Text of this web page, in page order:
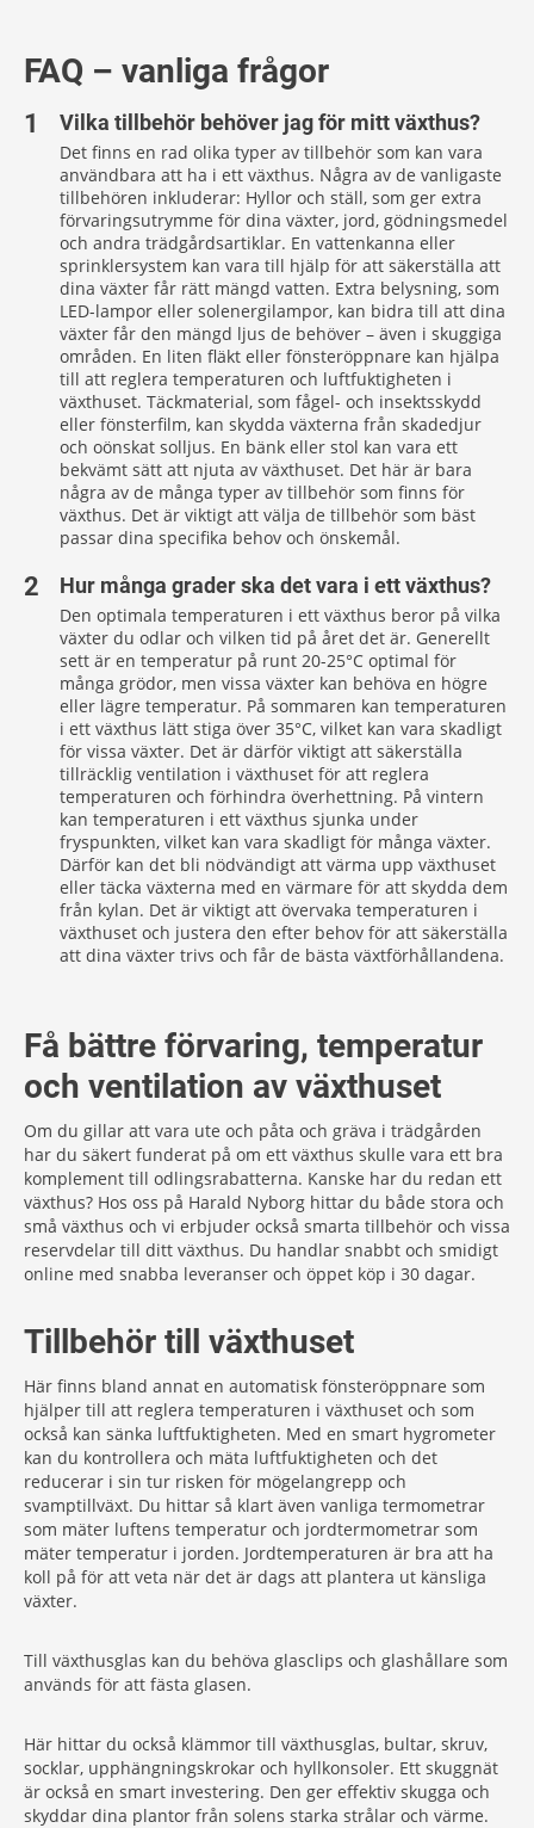
FAQ – vanliga frågor
Vilka tillbehör behöver jag för mitt växthus?
Det finns en rad olika typer av tillbehör som kan vara
användbara att ha i ett växthus. Några av de vanligaste
tillbehören inkluderar: Hyllor och ställ, som ger extra
förvaringsutrymme för dina växter, jord, gödningsmedel
och andra trädgårdsartiklar. En vattenkanna eller
sprinklersystem kan vara till hjälp för att säkerställa att
dina växter får rätt mängd vatten. Extra belysning, som
LED-lampor eller solenergilampor, kan bidra till att dina
växter får den mängd ljus de behöver – även i skuggiga
områden. En liten fläkt eller fönsteröppnare kan hjälpa
till att reglera temperaturen och luftfuktigheten i
växthuset. Täckmaterial, som fågel- och insektsskydd
eller fönsterfilm, kan skydda växterna från skadedjur
och oönskat solljus. En bänk eller stol kan vara ett
bekvämt sätt att njuta av växthuset. Det här är bara
några av de många typer av tillbehör som finns för
växthus. Det är viktigt att välja de tillbehör som bäst
passar dina specifika behov och önskemål.
Hur många grader ska det vara i ett växthus?
Den optimala temperaturen i ett växthus beror på vilka
växter du odlar och vilken tid på året det är. Generellt
sett är en temperatur på runt 20-25°C optimal för
många grödor, men vissa växter kan behöva en högre
eller lägre temperatur. På sommaren kan temperaturen
i ett växthus lätt stiga över 35°C, vilket kan vara skadligt
för vissa växter. Det är därför viktigt att säkerställa
tillräcklig ventilation i växthuset för att reglera
temperaturen och förhindra överhettning. På vintern
kan temperaturen i ett växthus sjunka under
fryspunkten, vilket kan vara skadligt för många växter.
Därför kan det bli nödvändigt att värma upp växthuset
eller täcka växterna med en värmare för att skydda dem
från kylan. Det är viktigt att övervaka temperaturen i
växthuset och justera den efter behov för att säkerställa
att dina växter trivs och får de bästa växtförhållandena.
Få bättre förvaring, temperatur
och ventilation av växthuset
Om du gillar att vara ute och påta och gräva i trädgården
har du säkert funderat på om ett växthus skulle vara ett bra
komplement till odlingsrabatterna. Kanske har du redan ett
växthus? Hos oss på Harald Nyborg hittar du både stora och
små växthus och vi erbjuder också smarta tillbehör och vissa
reservdelar till ditt växthus. Du handlar snabbt och smidigt
online med snabba leveranser och öppet köp i 30 dagar.
Tillbehör till växthuset
Här finns bland annat en automatisk fönsteröppnare som
hjälper till att reglera temperaturen i växthuset och som
också kan sänka luftfuktigheten. Med en smart hygrometer
kan du kontrollera och mäta luftfuktigheten och det
reducerar i sin tur risken för mögelangrepp och
svamptillväxt. Du hittar så klart även vanliga termometrar
som mäter luftens temperatur och jordtermometrar som
mäter temperatur i jorden. Jordtemperaturen är bra att ha
koll på för att veta när det är dags att plantera ut känsliga
växter.
Till växthusglas kan du behöva glasclips och glashållare som
används för att fästa glasen.
Här hittar du också klämmor till växthusglas, bultar, skruv,
socklar, upphängningskrokar och hyllkonsoler. Ett skuggnät
är också en smart investering. Den ger effektiv skugga och
skyddar dina plantor från solens starka strålar och värme.